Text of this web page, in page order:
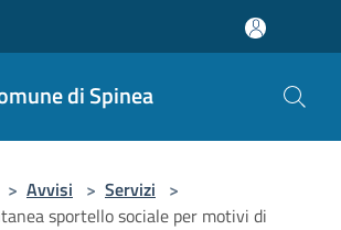
di Spinea
> Avvisi > Servizi >
sportello sociale per motivi di